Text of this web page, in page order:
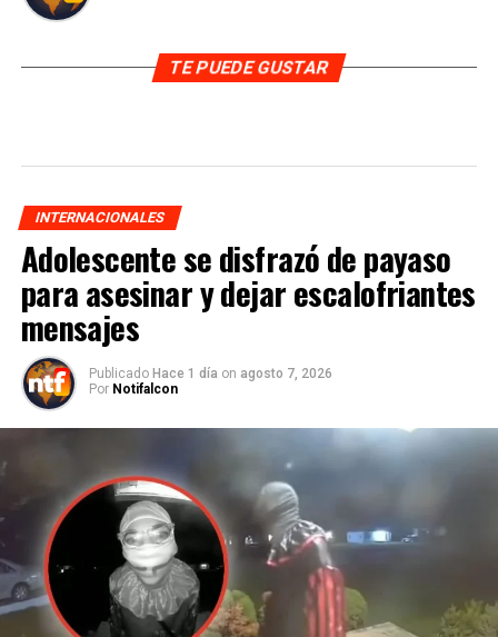
TE PUEDE GUSTAR
INTERNACIONALES
Adolescente se disfrazó de payaso
para asesinar y dejar escalofriantes
mensajes
Publicado Hace 1 día on agosto 7, 2026
Por Notifalcon